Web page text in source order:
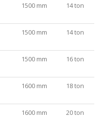
1500 mm 14 ton
1500 mm 14 ton
1500 mm 16 ton
1600 mm 18 ton
1600 mm 20 ton